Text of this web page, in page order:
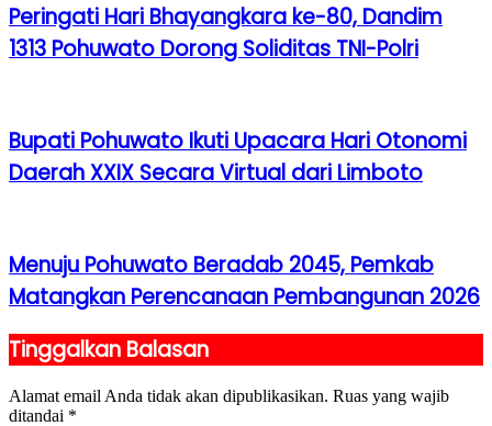
Peringati Hari Bhayangkara ke-80, Dandim
1313 Pohuwato Dorong Soliditas TNI-Polri
Bupati Pohuwato Ikuti Upacara Hari Otonomi
Daerah XXIX Secara Virtual dari Limboto
Menuju Pohuwato Beradab 2045, Pemkab
Matangkan Perencanaan Pembangunan 2026
Tinggalkan Balasan
Alamat email Anda tidak akan dipublikasikan. Ruas yang wajib
ditandai *